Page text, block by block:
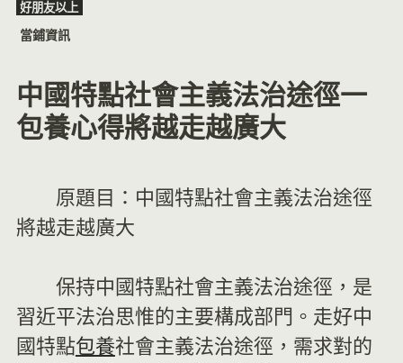
Skip好朋友以上
當鋪資訊
中國特點社會主義法治途徑一
包養心得將越走越廣大
原題目：中國特點社會主義法治途徑
將越走越廣大
保持中國特點社會主義法治途徑，是
習近平法治思惟的主要構成部門。走好中
國特點包養社會主義法治途徑，需求對的